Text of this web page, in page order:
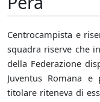
Centrocampista e
squadra riserve che
della Federazione
Juventus Romana
titolare riteneva di